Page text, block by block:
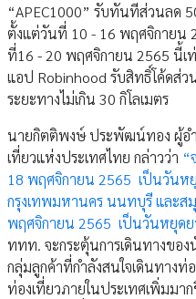
“APEC1000” รับทันทีส่วนลด
ตั้งแต่วันที่ 10 - 16 พฤศจิกายน
ที่16 - 20 พฤศจิกายน 2565 นี้
แอป Robinhood รับสิทธิ์โค้ดส่ว
ระยะทางไม่เกิน 30 กิโลเมตร
นายกิตติพงษ์ ประพัฒน์ทอง ผู้อำ
เที่ยวแห่งประเทศไทย กล่าวว่า “
18 พฤศจิกายน 2565 เป็นวันห
กรุงเทพมหานคร นนทบุรี และส
พฤศจิกายน 2565 เป็นวันหยุดย
ททท. จะกระตุ้นการเดินทางของ
กลุ่มลูกค้าที่กำลังสนใจเดินทางท่
ท่องเที่ยวภายในประเทศเพิ่มม